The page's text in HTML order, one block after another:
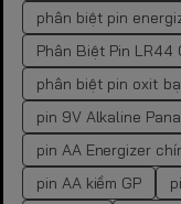
phân biệt pin
Phân Biệt Pin LR44
phân biệt pin oxit
pin 9V Alkaline
pin AA Energizer
pin AA kiềm GP